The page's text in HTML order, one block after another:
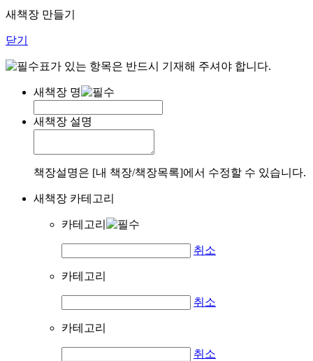
새책장 만들기
닫기
표가 있는 항목은 반드시 기재해 주셔야 합니다.
새책장 명
새책장 설명
책장설명은 [내 책장/책장목록]에서 수정할 수 있습니다.
새책장 카테고리
카테고리
취소
카테고리
취소
카테고리
취소